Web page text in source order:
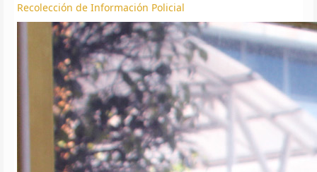
Recolección de Información Policial